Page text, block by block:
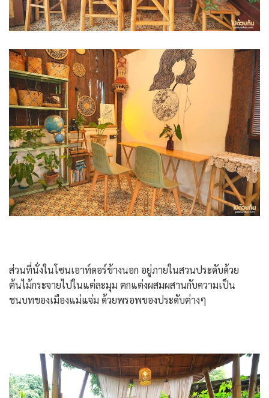
ส่วนที่นั่งในโซนเอาท์ดอร์ข้างนอก อยู่ภายในสวนประดับด้วย
ต้นไม้กระจายไปในแต่ละมุม ตกแต่งผสมผสานกับความเป็น
ชนบทของเมืองแม่แจ่ม ด้วยพรอพของประดับต่างๆ